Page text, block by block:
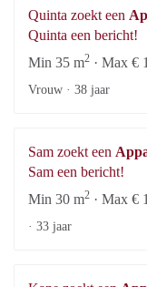
Quinta zoekt een
Quinta een bericht!
Min 35 m2 · Max €
Vrouw · 38 jaar
Sam zoekt een
Sam een bericht!
Min 30 m2 · Max €
· 33 jaar